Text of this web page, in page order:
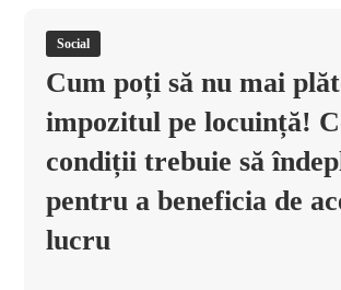
Social
Cum poți să nu mai
impozitul pe locuință!
condiții trebuie să
pentru a beneficia de
lucru